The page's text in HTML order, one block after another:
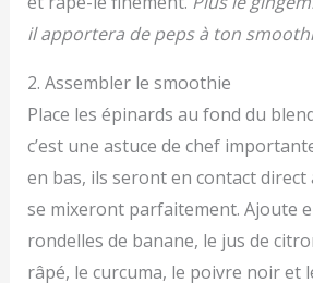
il apportera de peps à ton
2. Assembler le smoothie
Place les épinards au fond du
c’est une astuce de chef
en bas, ils seront en contact direct
se mixeront parfaitement. Ajoute
rondelles de banane, le jus de
râpé, le curcuma, le poivre noir et